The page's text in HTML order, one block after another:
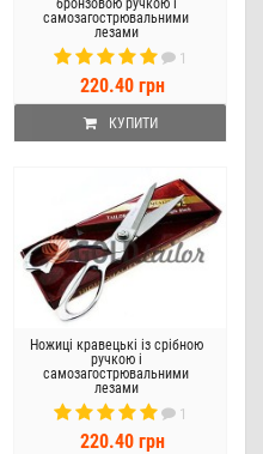
самозагострювальними
лезами
1
220.40 грн
КУПИТИ
Ножиці кравецькі із срібною
ручкою і
самозагострювальними
лезами
1
220.40 грн